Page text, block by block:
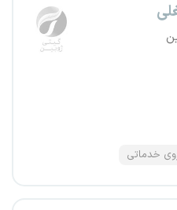
خدماتی